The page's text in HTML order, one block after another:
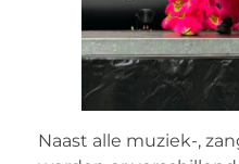
Naast alle muziek-,